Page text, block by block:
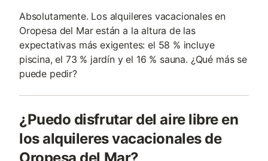
Absolutamente. Los alquileres vacacionales en
Oropesa del Mar están a la altura de las
expectativas más exigentes: el 58 % incluye
piscina, el 73 % jardín y el 16 % sauna. ¿Qué más se
puede pedir?
¿Puedo disfrutar del aire libre en
los alquileres vacacionales de